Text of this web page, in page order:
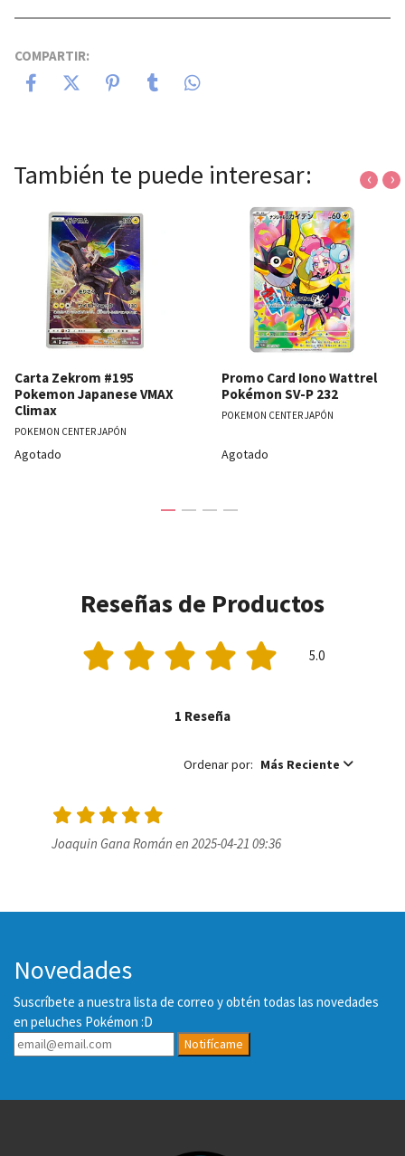
COMPARTIR:
También te puede interesar:
Carta Zekrom #195
Pokemon Japanese VMAX
Climax
POKEMON CENTER JAPÓN
Agotado
Promo Card Iono Wattrel
Pokémon SV-P 232
POKEMON CENTER JAPÓN
Agotado
‹ ›
Reseñas de Productos
5.0
1 Reseña
Ordenar por: Más Reciente
Joaquin Gana Román en 2025-04-21 09:36
Novedades
Suscríbete a nuestra lista de correo y obtén todas las novedades
en peluches Pokémon :D
Notifícame